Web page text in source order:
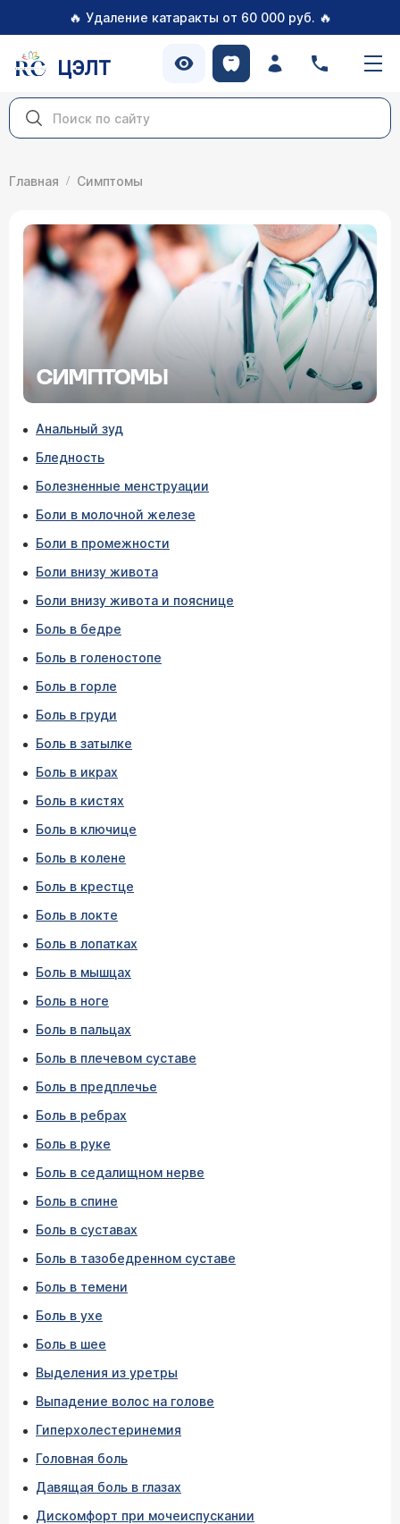
🔥 Удаление катаракты от 60 000 руб. 🔥
ЦЭЛТ
Главная Симптомы
СИМПТОМЫ
Анальный зуд
Бледность
Болезненные менструации
Боли в молочной железе
Боли в промежности
Боли внизу живота
Боли внизу живота и пояснице
Боль в бедре
Боль в голеностопе
Боль в горле
Боль в груди
Боль в затылке
Боль в икрах
Боль в кистях
Боль в ключице
Боль в колене
Боль в крестце
Боль в локте
Боль в лопатках
Боль в мышцах
Боль в ноге
Боль в пальцах
Боль в плечевом суставе
Боль в предплечье
Боль в ребрах
Боль в руке
Боль в седалищном нерве
Боль в спине
Боль в суставах
Боль в тазобедренном суставе
Боль в темени
Боль в ухе
Боль в шее
Выделения из уретры
Выпадение волос на голове
Гиперхолестеринемия
Головная боль
Давящая боль в глазах
Дискомфорт при мочеиспускании